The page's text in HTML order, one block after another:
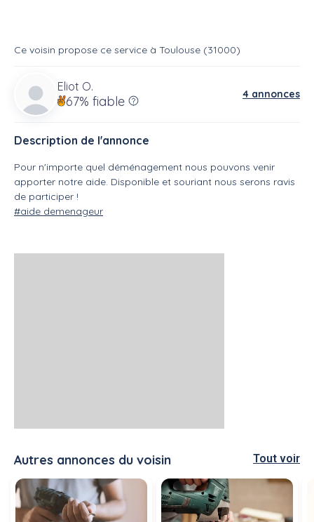
Ce voisin propose ce service à Toulouse (31000)
Eliot O.
67% fiable 4 annonces
Description de l'annonce
Pour n'importe quel déménagement nous pouvons venir
apporter notre aide. Disponible et souriant nous serons ravis
de participer !
#aide demenageur
Autres annonces du voisin Tout voir